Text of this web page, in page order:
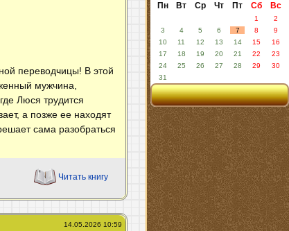
переводчицы! В этой
мужчина,
Люся трудится
а позже ее находят
сама разобраться
Читать книгу
14.05.2026 10:59
Пн Вт Ср Чт Пт Сб Вс
1
2
3
4 5 6 7 8
9
10
11 12 13 14 15
16
17
18 19 20 21 22
23
24
25 26 27 28 29
30
31